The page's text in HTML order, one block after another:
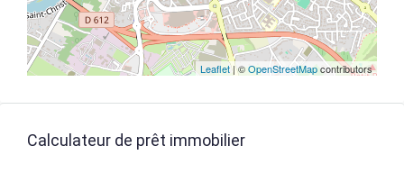
Leaflet| ©OpenStreetMapcontributors
Calculateur de prêt immobilier